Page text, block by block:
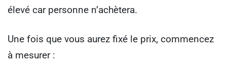
élevé car personne n’achètera.
Une fois que vous aurez fixé le prix, commencez
à mesurer :